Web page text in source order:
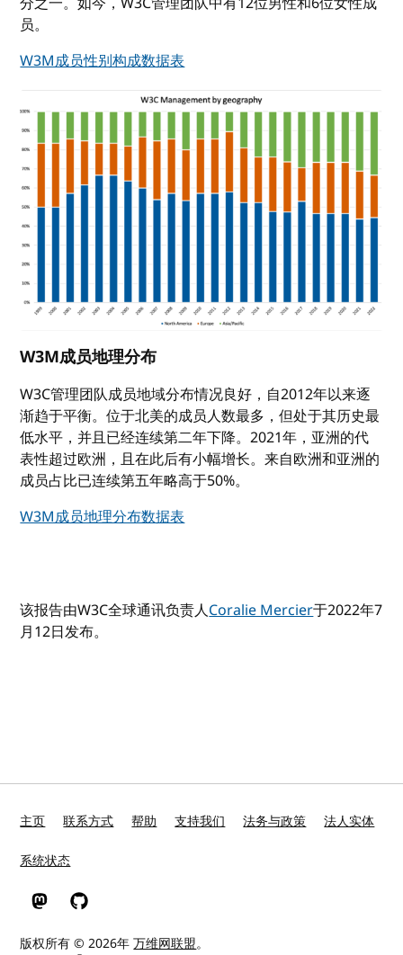
员。
W3M成员性别构成数据表
W3M成员地理分布
W3C管理团队成员地域分布情况良好，自2012年以来逐
渐趋于平衡。位于北美的成员人数最多，但处于其历史最
低水平，并且已经连续第二年下降。2021年，亚洲的代
表性超过欧洲，且在此后有小幅增长。来自欧洲和亚洲的
成员占比已连续第五年略高于50%。
W3M成员地理分布数据表
该报告由W3C全球通讯负责人Coralie Mercier于2022年7
月12日发布。
主页 联系方式 帮助 支持我们 法务与政策 法人实体
系统状态
W3C 在 Mastodon
W3C 在 GitHub
版权所有 © 2026年万维网联盟。